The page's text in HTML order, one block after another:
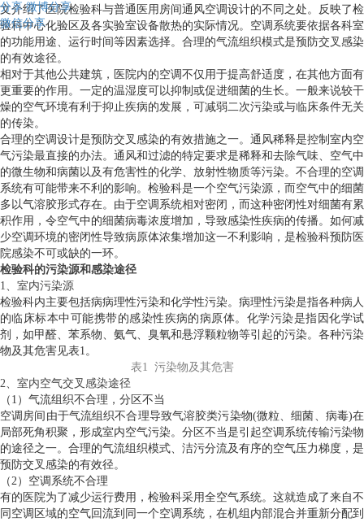
分享 微博分享
微信分享
文介绍了医院检验科与普通医用房间通风空调设计的不同之处。反映了检
验科中心化验区及各实验室设备散热的实际情况。空调系统要依据各科室
的功能用途、运行时间等因素选择。合理的气流组织模式是预防交叉感染
的有效途径。
相对于其他公共建筑，医院内的空调不仅用于提高舒适度，在其他方面有
更重要的作用。一定的温湿度可以抑制或促进细菌的生长。一般来说较干
燥的空气环境有利于抑止疾病的发展，可减弱二次污染或与临床条件无关
的传染。
合理的空调设计是预防交叉感染的有效措施之一。通风稀释是控制室内空
气污染最直接的办法。通风和过滤的特定要求是稀释和去除气味、空气中
的微生物和病菌以及有危害性的化学、放射性物质等污染。不合理的空调
系统有可能带来不利的影响。检验科是一个空气污染源，而空气中的细菌
多以气溶胶形式存在。由于空调系统相对密闭，而这种密闭性对细菌有累
积作用，令空气中的细菌病毒浓度增加，导致感染性疾病的传播。如何减
少空调环境的密闭性导致病原体浓集增加这一不利影响，是检验科预防医
院感染不可或缺的一环。
检验科的污染源和感染途径
1、室内污染源
检验科内主要包括病病理性污染和化学性污染。病理性污染是指各种病人
的临床标本中可能携带的感染性疾病的病原体。化学污染是指因化学试
剂，如甲醛、苯系物、氨气、臭氧和悬浮颗粒物等引起的污染。各种污染
物及其危害见表1。
表1 污染物及其危害
2、室内空气交叉感染途径
（1）气流组织不合理，分区不当
空调房间由于气流组织不合理导致气溶胶类污染物(微粒、细菌、病毒)在
局部死角积聚，形成室内空气污染。分区不当是引起空调系统传输污染物
的途径之一。合理的气流组织模式、洁污分流及有序的空气压力梯度，是
预防交叉感染的有效径。
（2）空调系统不合理
有的医院为了减少运行费用，检验科采用全空气系统。这就造成了来自不
同空调区域的空气回流到同一个空调系统，在机组内部混合并重新分配到